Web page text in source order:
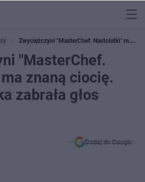
Zwyciężczyni "MasterChef. Nastolatki" ma
głos
"MasterChef.
znaną ciocię.
zabrała głos
Dodaj do Google